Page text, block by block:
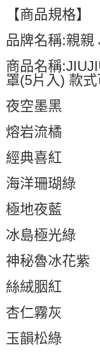
【商品規格】
品牌名稱:親親
商品名稱
罩(5片入) 款
夜空墨黑
熔岩流橘
經典喜紅
海洋珊瑚綠
極地夜藍
冰島極光綠
神秘魯冰花紫
絲絨胭紅
杏仁霧灰
玉韻松綠